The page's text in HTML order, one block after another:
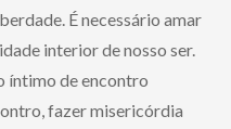
É necessário amar
interior de nosso ser.
íntimo de encontro
fazer misericórdia